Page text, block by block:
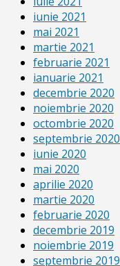
iunie 2021
mai 2021
martie 2021
februarie 2021
ianuarie 2021
decembrie 2020
noiembrie 2020
octombrie 2020
septembrie 2020
iunie 2020
mai 2020
aprilie 2020
martie 2020
februarie 2020
decembrie 2019
noiembrie 2019
septembrie 2019